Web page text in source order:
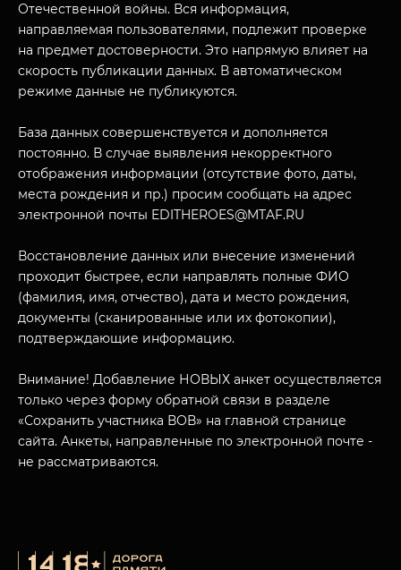
ПОСЕТИТЕЛЯМ
О НАС
НАЗАД
Отечественной войны. Вся информация,
направляемая пользователями, подлежит проверке
на предмет достоверности. Это напрямую влияет на
скорость публикации данных. В автоматическом
режиме данные не публикуются.
База данных совершенствуется и дополняется
постоянно. В случае выявления некорректного
отображения информации (отсутствие фото, даты,
места рождения и пр.) просим сообщать на адрес
электронной почты EDITHEROES@MTAF.RU
Восстановление данных или внесение изменений
проходит быстрее, если направлять полные ФИО
(фамилия, имя, отчество), дата и место рождения,
документы (сканированные или их фотокопии),
подтверждающие информацию.
Внимание! Добавление НОВЫХ анкет осуществляется
только через форму обратной связи в разделе
«Сохранить участника ВОВ» на главной странице
сайта. Анкеты, направленные по электронной почте -
не рассматриваются.